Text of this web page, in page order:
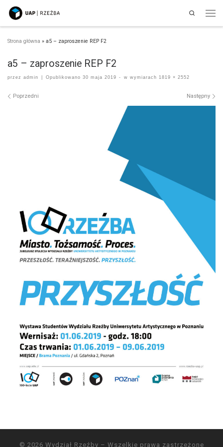
Przejdź do treści
Search
Strona główna » a5 – zaproszenie REP F2
a5 – zaproszenie REP F2
przez admin Opublikowano 30 maja 2019 - w wymiarach 1819 × 2552
Nawigacja po obrazach
Poprzedni Następny
© 2026 Wydział Rzeźby – Wszelkie prawa zastrzeżone